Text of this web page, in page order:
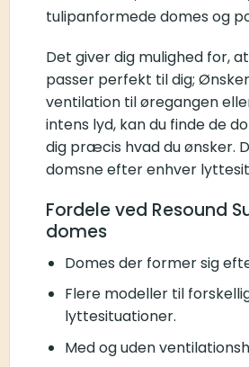
tulipanformede domes og
Det giver dig mulighed for,
passer perfekt til dig;
ventilation til øregangen
intens lyd, kan du finde de
dig præcis hvad du ønsker.
domsne efter enhver
Fordele ved Resound
domes
Domes der former sig
Flere modeller til
lyttesituationer.
Med og uden